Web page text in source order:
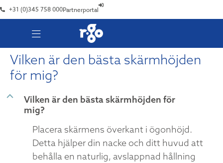
+31 (0)345 758 000Partnerportal
Vilken är den bästa skärmhöjden
för mig?
B
Vilken är den bästa skärmhöjden för
mig?
Placera skärmens överkant i ögonhöjd.
Detta hjälper din nacke och ditt huvud att
behålla en naturlig, avslappnad hållning